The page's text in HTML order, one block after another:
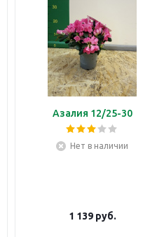
Азалия 12/25-30
Нет в наличии
1 139руб.